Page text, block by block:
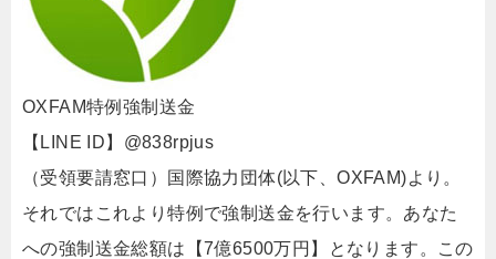
OXFAM特例強制送金
【LINE ID】@838rpjus
（受領要請窓口）国際協力団体(以下、OXFAM)より。
それではこれより特例で強制送金を行います。あなた
への強制送金総額は【7億6500万円】となります。この